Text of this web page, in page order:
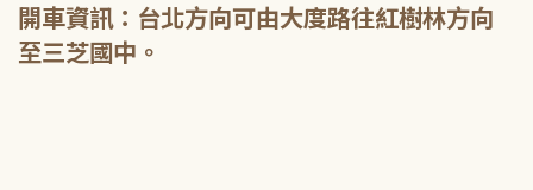
開車資訊：台北方向可由大度路往紅樹林方向
至三芝國中。